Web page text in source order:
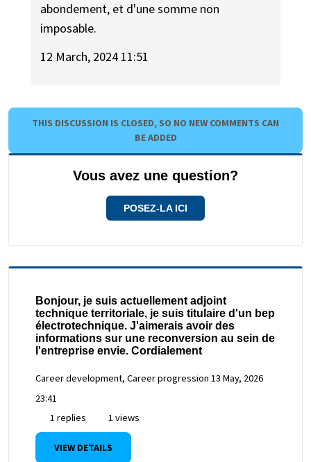
abondement, et d'une somme non
imposable.
12 March, 2024 11:51
THIS DISCUSSION IS CLOSED, SO NO NEW COMMENTS CAN
BE ADDED
Vous avez une question?
POSEZ-LA ICI
Bonjour, je suis actuellement adjoint
technique territoriale, je suis titulaire d'un bep
électrotechnique. J'aimerais avoir des
informations sur une reconversion au sein de
l'entreprise envie. Cordialement
Career development, Career progression 13 May, 2026
23:41
1 replies
1 views
VIEW DETAILS